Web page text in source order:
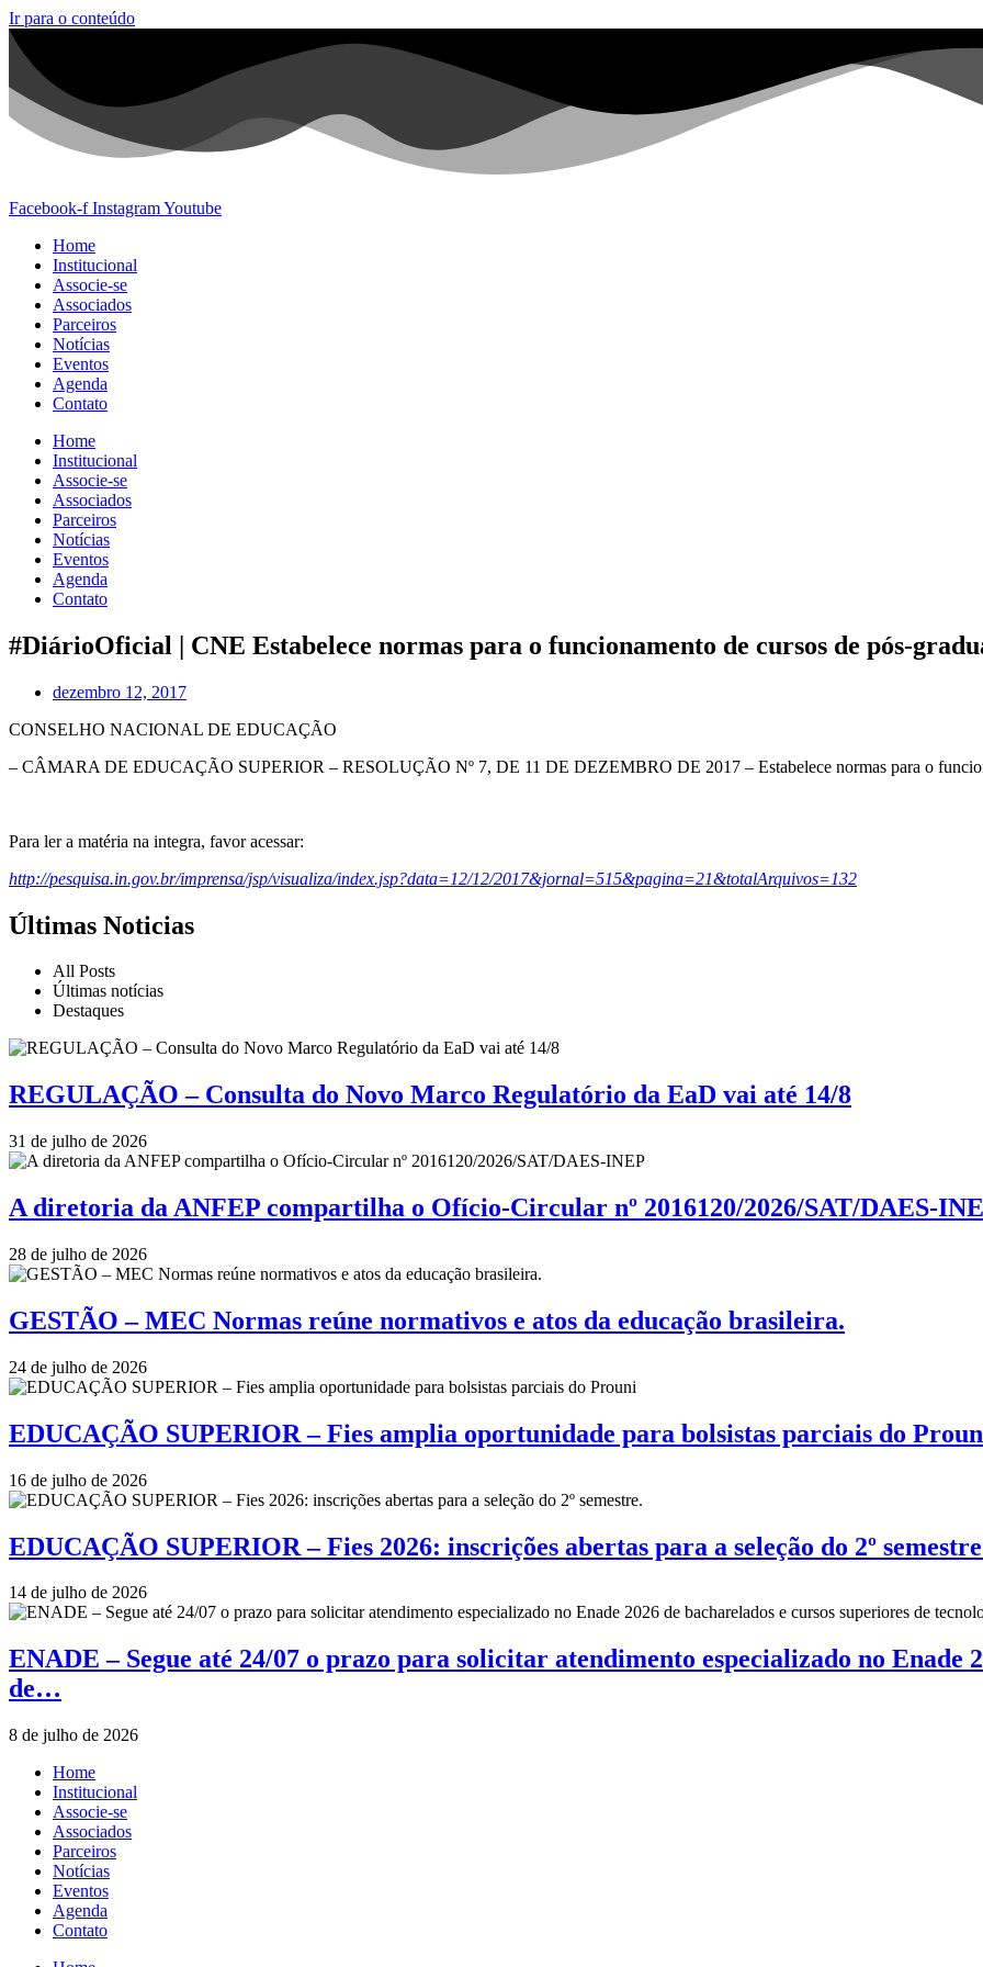
Ir para o conteúdo
Facebook-f InstagramYoutube
Home
Institucional
Associe-se
Associados
Parceiros
Notícias
Eventos
Agenda
Contato
Home
Institucional
Associe-se
Associados
Parceiros
Notícias
Eventos
Agenda
Contato
#DiárioOficial | CNE Estabelece normas para o funcionamento de cursos de pós-
dezembro 12, 2017
CONSELHO NACIONAL DE EDUCAÇÃO
– CÂMARA DE EDUCAÇÃO SUPERIOR – RESOLUÇÃO Nº 7, DE 11 DE DEZEMBRO DE 2017 – Estabelece normas para o
Para ler a matéria na integra, favor acessar:
http://pesquisa.in.gov.br/imprensa/jsp/visualiza/index.jsp?data=12/12/2017&jornal=515&pagina=21&totalArquivos=132
Últimas Noticias
All Posts
Últimas notícias
Destaques
REGULAÇÃO – Consulta do Novo Marco Regulatório da EaD vai até 14/8
31 de julho de 2026
A diretoria da ANFEP compartilha o Ofício-Circular nº 2016120/2026/SAT/DAES-
28 de julho de 2026
GESTÃO – MEC Normas reúne normativos e atos da educação brasileira.
24 de julho de 2026
EDUCAÇÃO SUPERIOR – Fies amplia oportunidade para bolsistas parciais do
16 de julho de 2026
EDUCAÇÃO SUPERIOR – Fies 2026: inscrições abertas para a seleção do 2º
14 de julho de 2026
ENADE – Segue até 24/07 o prazo para solicitar atendimento especializado no Enade
de…
8 de julho de 2026
Home
Institucional
Associe-se
Associados
Parceiros
Notícias
Eventos
Agenda
Contato